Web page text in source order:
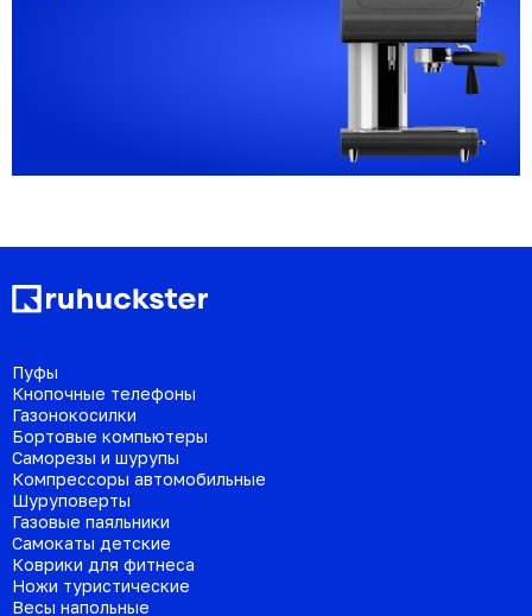
Пуфы
Кнопочные телефоны
Газонокосилки
Бортовые компьютеры
Саморезы и шурупы
Компрессоры автомобильные
Шуруповерты
Газовые паяльники
Самокаты детские
Коврики для фитнеса
Ножи туристические
Весы напольные